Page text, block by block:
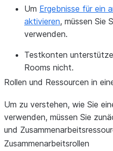
Um Ergebnisse für ein
aktivieren, müssen Sie
verwenden.
Testkonten
Rooms nicht.
Rollen und Ressourcen in
Um zu verstehen, wie Sie
verwenden, müssen Sie
und
Zusammenarbeitsrollen